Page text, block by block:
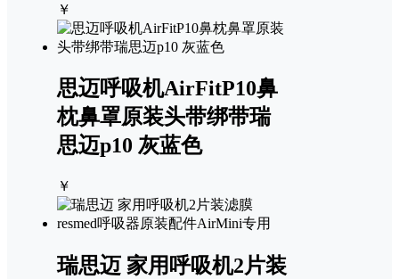
￥
思迈呼吸机AirFitP10鼻
枕鼻罩原装头带绑带瑞
思迈p10 灰蓝色
￥
瑞思迈 家用呼吸机2片装